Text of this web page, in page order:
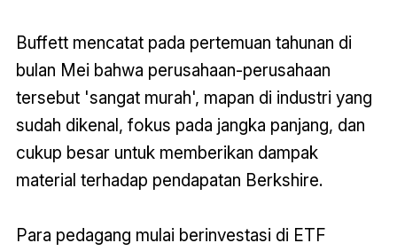
Buffett mencatat pada pertemuan tahunan di
bulan Mei bahwa perusahaan-perusahaan
tersebut 'sangat murah', mapan di industri yang
sudah dikenal, fokus pada jangka panjang, dan
cukup besar untuk memberikan dampak
material terhadap pendapatan Berkshire.
Para pedagang mulai berinvestasi di ETF